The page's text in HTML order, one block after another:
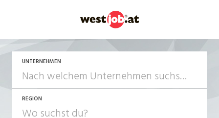
UNTERNEHMEN
REGION